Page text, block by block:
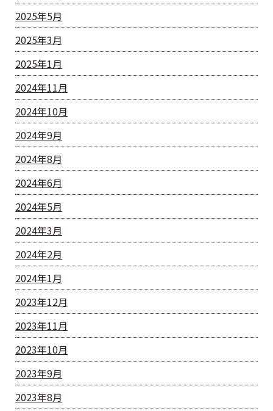
2025年5月
2025年3月
2025年1月
2024年11月
2024年10月
2024年9月
2024年8月
2024年6月
2024年5月
2024年3月
2024年2月
2024年1月
2023年12月
2023年11月
2023年10月
2023年9月
2023年8月